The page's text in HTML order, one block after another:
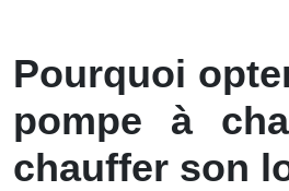
Pourquoi
pompe à
chauffer son